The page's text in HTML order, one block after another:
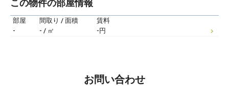
この物件の部屋情報
部屋 間取り / 面積
賃料
-
- / ㎡ -円
お問い合わせ